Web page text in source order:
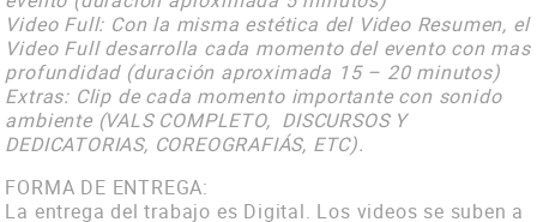
Video Full: Con la misma estética del Video Resumen, el
Video Full desarrolla cada momento del evento con mas
profundidad (duración aproximada 15 – 20 minutos)
Extras: Clip de cada momento importante con sonido
ambiente (VALS COMPLETO, DISCURSOS Y
DEDICATORIAS, COREOGRAFIÁS, ETC).
FORMA DE ENTREGA:
La entrega del trabajo es Digital. Los videos se suben a